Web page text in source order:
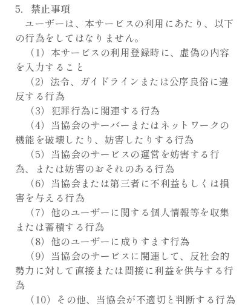
5．禁止事項
ユーザーは、本サービスの利用にあたり、以下
の行為をしてはなりません。
（1）本サービスの利用登録時に、虚偽の内容
を入力すること
（2）法令、ガイドラインまたは公序良俗に違
反する行為
（3）犯罪行為に関連する行為
（4）当協会のサーバーまたはネットワークの
機能を破壊したり、妨害したりする行為
（5）当協会のサービスの運営を妨害する行
為、または妨害のおそれのある行為
（6）当協会または第三者に不利益もしくは損
害を与える行為
（7）他のユーザーに関する個人情報等を収集
または蓄積する行為
（8）他のユーザーに成りすます行為
（9）当協会のサービスに関連して、反社会的
勢力に対して直接または間接に利益を供与する行
為
（10）その他、当協会が不適切と判断する行為